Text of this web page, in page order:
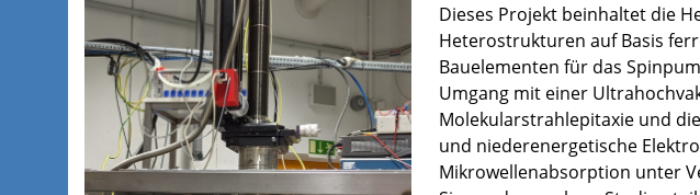
Dieses Projekt beinhaltet die
Heterostrukturen auf Basis
Bauelementen für das
Umgang mit einer
Molekularstrahlepitaxie und
und niederenergetische
Mikrowellenabsorption unter